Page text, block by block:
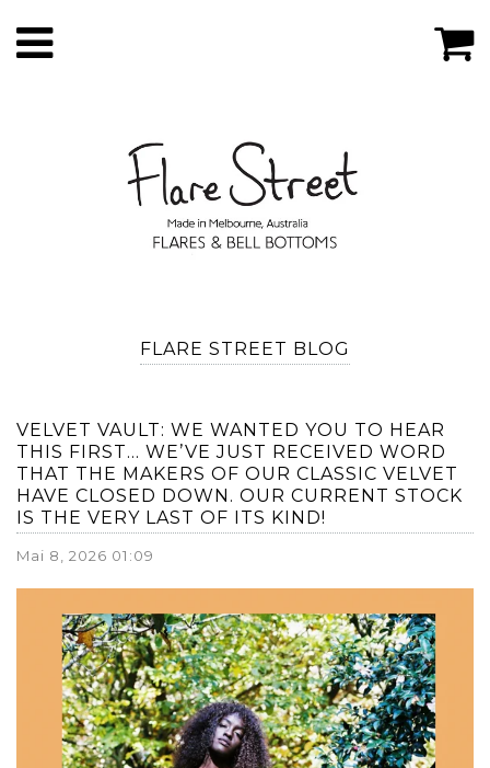
FLARE STREET BLOG
VELVET VAULT: WE WANTED YOU TO HEAR
THIS FIRST… WE’VE JUST RECEIVED WORD
THAT THE MAKERS OF OUR CLASSIC VELVET
HAVE CLOSED DOWN. OUR CURRENT STOCK
IS THE VERY LAST OF ITS KIND!
Mai 8, 2026 01:09